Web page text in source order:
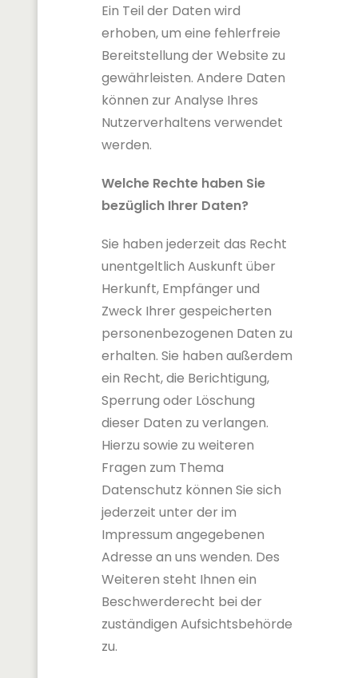
Ein Teil der Daten wird
erhoben, um eine fehlerfreie
Bereitstellung der Website zu
gewährleisten. Andere Daten
können zur Analyse Ihres
Nutzerverhaltens verwendet
werden.
Welche Rechte haben Sie
bezüglich Ihrer Daten?
Sie haben jederzeit das Recht
unentgeltlich Auskunft über
Herkunft, Empfänger und
Zweck Ihrer gespeicherten
personenbezogenen Daten zu
erhalten. Sie haben außerdem
ein Recht, die Berichtigung,
Sperrung oder Löschung
dieser Daten zu verlangen.
Hierzu sowie zu weiteren
Fragen zum Thema
Datenschutz können Sie sich
jederzeit unter der im
Impressum angegebenen
Adresse an uns wenden. Des
Weiteren steht Ihnen ein
Beschwerderecht bei der
zuständigen Aufsichtsbehörde
zu.